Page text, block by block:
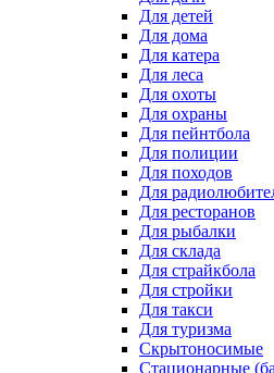
Для детей
Для дома
Для катера
Для леса
Для охоты
Для охраны
Для пейнтбола
Для полиции
Для походов
Для
Для ресторанов
Для рыбалки
Для склада
Для страйкбола
Для стройки
Для такси
Для туризма
Скрытоносимые
Стационарные